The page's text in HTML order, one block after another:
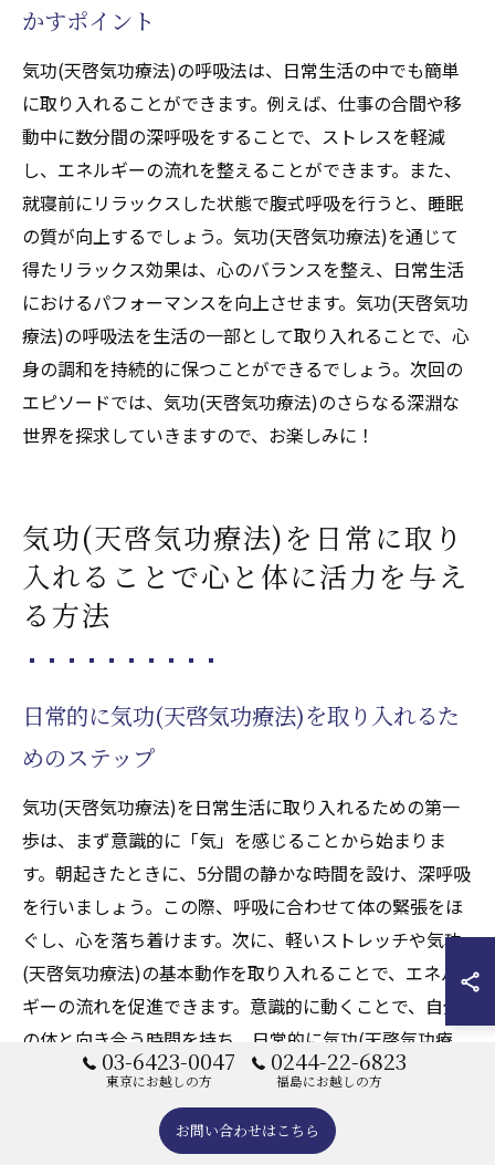
かすポイント
気功(天啓気功療法)の呼吸法は、日常生活の中でも簡単
に取り入れることができます。例えば、仕事の合間や移
動中に数分間の深呼吸をすることで、ストレスを軽減
し、エネルギーの流れを整えることができます。また、
就寝前にリラックスした状態で腹式呼吸を行うと、睡眠
の質が向上するでしょう。気功(天啓気功療法)を通じて
得たリラックス効果は、心のバランスを整え、日常生活
におけるパフォーマンスを向上させます。気功(天啓気功
療法)の呼吸法を生活の一部として取り入れることで、心
身の調和を持続的に保つことができるでしょう。次回の
エピソードでは、気功(天啓気功療法)のさらなる深淵な
世界を探求していきますので、お楽しみに！
気功(天啓気功療法)を日常に取り
入れることで心と体に活力を与え
る方法
日常的に気功(天啓気功療法)を取り入れるた
めのステップ
気功(天啓気功療法)を日常生活に取り入れるための第一
歩は、まず意識的に「気」を感じることから始まりま
す。朝起きたときに、5分間の静かな時間を設け、深呼吸
を行いましょう。この際、呼吸に合わせて体の緊張をほ
ぐし、心を落ち着けます。次に、軽いストレッチや気功
(天啓気功療法)の基本動作を取り入れることで、エネル
ギーの流れを促進できます。意識的に動くことで、自分
の体と向き合う時間を持ち、日常的に気功(天啓気功療
法)の練習ができるようになります。さらに、週に一度は
気功(天啓気功療法)のクラスに参加することで、専門的
な指導を受けられ、より深い理解が得られるでしょう。
03-6423-0047
東京にお越しの方
0244-22-6823
福島にお越しの方
お問い合わせはこちら